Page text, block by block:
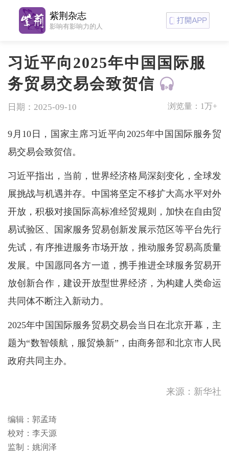
习近平向2025年中国国际服
务贸易交易会致贺信
日期：2025-09-10 浏览量： 1万+
9月10日，国家主席习近平向2025年中国国际服务贸
易交易会致贺信。
习近平指出，当前，世界经济格局深刻变化，全球发
展挑战与机遇并存。中国将坚定不移扩大高水平对外
开放，积极对接国际高标准经贸规则，加快在自由贸
易试验区、国家服务贸易创新发展示范区等平台先行
先试，有序推进服务市场开放，推动服务贸易高质量
发展。中国愿同各方一道，携手推进全球服务贸易开
放创新合作，建设开放型世界经济，为构建人类命运
共同体不断注入新动力。
2025年中国国际服务贸易交易会当日在北京开幕，主
题为“数智领航，服贸焕新”，由商务部和北京市人民
政府共同主办。
来源：新华社
编辑：郭孟琦
校对：李天源
监制：姚润泽
紫荆杂志
影响有影响力的人